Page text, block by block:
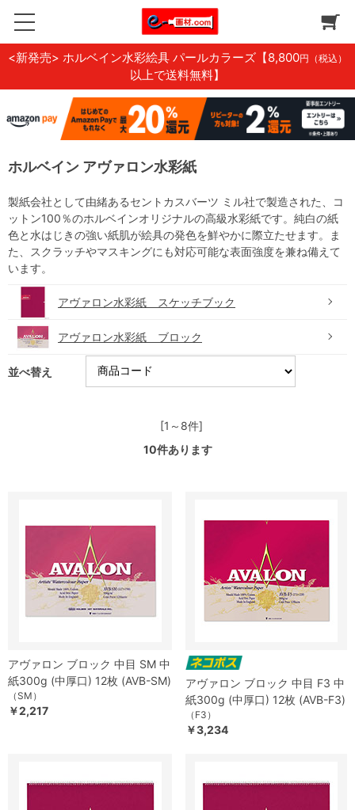
<新発売> ホルベイン水彩絵具 パールカラーズ 【8,800円（税込）
以上で送料無料】
ホルベイン アヴァロン水彩紙
製紙会社として由緒あるセントカスバーツ ミル社で製造された、コ
ットン100％のホルベインオリジナルの高級水彩紙です。純白の紙
色と水はじきの強い紙肌が絵具の発色を鮮やかに際立たせます。ま
た、スクラッチやマスキングにも対応可能な表面強度を兼ね備えて
います。
アヴァロン水彩紙 スケッチブック
アヴァロン水彩紙 ブロック
並べ替え
[1～8件]
10件あります
アヴァロン ブロック 中目 SM 中
紙300g (中厚口) 12枚 (AVB-SM)
（SM）
￥2,217
アヴァロン ブロック 中目 F3 中
紙300g (中厚口) 12枚 (AVB-F3)
（F3）
￥3,234